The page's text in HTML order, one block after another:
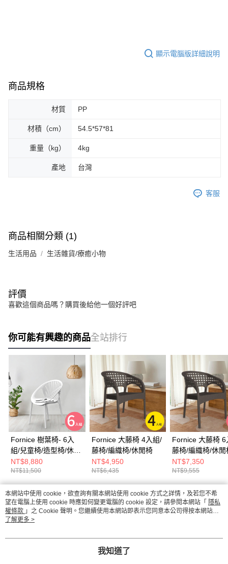
顯示電腦版詳細說明
商品規格
材質 PP
材積（cm） 54.5*57*81
重量（kg） 4kg
產地 台灣
客服
商品相關分類 (1)
生活用品 生活雜貨/療癒小物
評價
喜歡這個商品嗎？購買後給他一個好評吧
你可能有興趣的商品全站排行
Fornice 樹葉椅- 6入
組/兒童椅/造型椅/休閒
椅
NT$8,880
NT$11,500
Fornice 大藤椅 4入組/
藤椅/編織椅/休閒椅
NT$4,950
NT$6,435
Fornice 大藤椅 6
藤椅/編織椅/休閒
NT$7,350
NT$9,555
熱門標籤
本網站中使用 cookie，欲查詢有關本網站使用 cookie 方式之詳情，及若您不希
望在電腦上使用 cookie 時應如何變更電腦的 cookie 設定，請參閱本網站「 隱私
權條款 」之 Cookie 聲明。您繼續使用本網站即表示您同意本公司得按本網站使
用條款之 Cookie 聲明使用 cookie。
了解更多 >
我知道了